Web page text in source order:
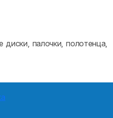
палочки, полотенца,